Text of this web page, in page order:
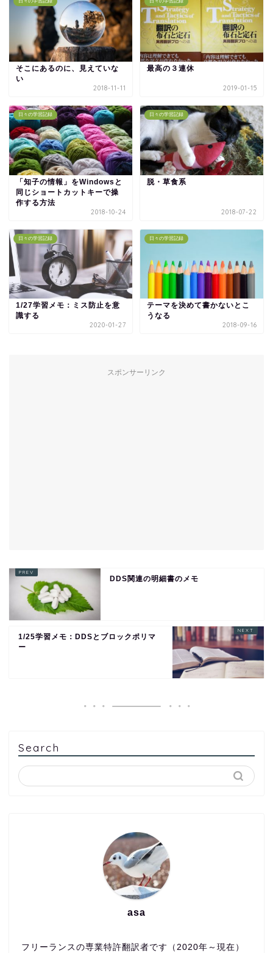
そこにあるのに、見えていな
い
2018-11-11
最高の３連休
2019-01-15
日々の学習記録
「知子の情報」をWindowsと
同じショートカットキーで操
作する方法
2018-10-24
日々の学習記録
脱・草食系
2018-07-22
日々の学習記録
1/27学習メモ：ミス防止を意
識する
2020-01-27
日々の学習記録
テーマを決めて書かないとこ
うなる
2018-09-16
スポンサーリンク
DDS関連の明細書のメモ
1/25学習メモ：DDSとブロックポリマ
ー
Search
asa
フリーランスの専業特許翻訳者です（2020年～現在）